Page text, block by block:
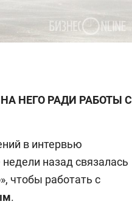
НЕГО РАДИ РАБОТЫ С
в интервью
назад связалась
чтобы работать с
.